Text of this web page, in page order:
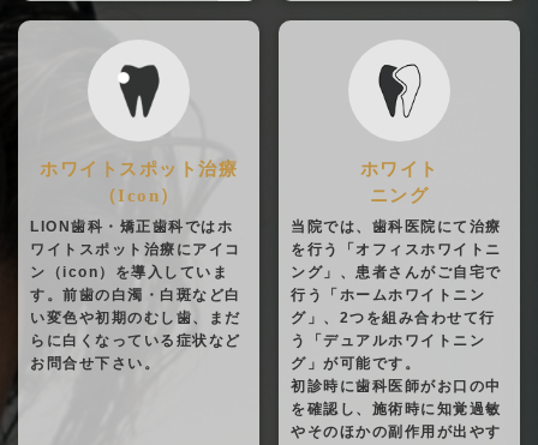
ホワイトスポット治療
（Icon）
LION歯科・矯正歯科ではホ
ワイトスポット治療にアイコ
ン（icon）を導入していま
す。前歯の白濁・白斑など白
い変色や初期のむし歯、まだ
らに白くなっている症状など
お問合せ下さい。
ホワイト
ニング
当院では、歯科医院にて治療
を行う「オフィスホワイトニ
ング」、患者さんがご自宅で
行う「ホームホワイトニン
グ」、2つを組み合わせて行
う「デュアルホワイトニン
グ」が可能です。
初診時に歯科医師がお口の中
を確認し、施術時に知覚過敏
やそのほかの副作用が出やす